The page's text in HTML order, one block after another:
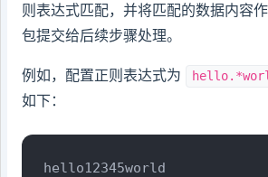
则表达式匹配，并将匹配的数据内容
包提交给后续步骤处理。
例如，配置正则表达式为
如下：
hello12345world